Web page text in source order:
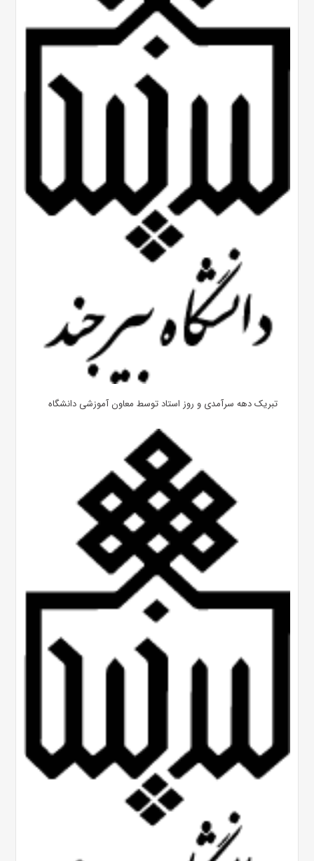
تبریک دهه سرآمدی و روز استاد توسط معاون آموزشی دانشگاه